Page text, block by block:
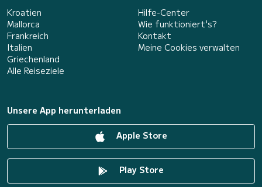
Kroatien
Mallorca
Frankreich
Italien
Griechenland
Alle Reiseziele
Hilfe-Center
Wie funktioniert's?
Kontakt
Meine Cookies verwalten
Unsere App herunterladen
Apple Store
Play Store